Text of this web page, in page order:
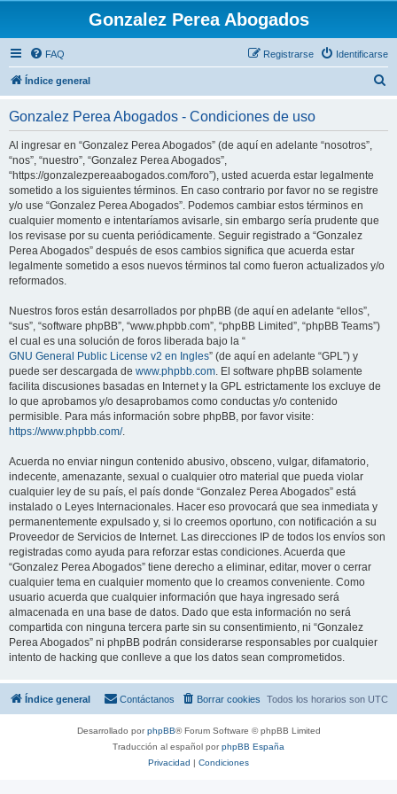
Gonzalez Perea Abogados
FAQ Identificarse
Registrarse
Índice general
Gonzalez Perea Abogados - Condiciones de uso
Al ingresar en “Gonzalez Perea Abogados” (de aquí en adelante “nosotros”,
“nos”, “nuestro”, “Gonzalez Perea Abogados”,
“https://gonzalezpereaabogados.com/foro”), usted acuerda estar legalmente
sometido a los siguientes términos. En caso contrario por favor no se registre
y/o use “Gonzalez Perea Abogados”. Podemos cambiar estos términos en
cualquier momento e intentaríamos avisarle, sin embargo sería prudente que
los revisase por su cuenta periódicamente. Seguir registrado a “Gonzalez
Perea Abogados” después de esos cambios significa que acuerda estar
legalmente sometido a esos nuevos términos tal como fueron actualizados y/o
reformados.
Nuestros foros están desarrollados por phpBB (de aquí en adelante “ellos”,
“sus”, “software phpBB”, “www.phpbb.com”, “phpBB Limited”, “phpBB Teams”)
el cual es una solución de foros liberada bajo la “
GNU General Public License v2 en Ingles” (de aquí en adelante “GPL”) y
puede ser descargada de www.phpbb.com. El software phpBB solamente
facilita discusiones basadas en Internet y la GPL estrictamente los excluye de
lo que aprobamos y/o desaprobamos como conductas y/o contenido
permisible. Para más información sobre phpBB, por favor visite:
https://www.phpbb.com/.
Acuerda no enviar ningun contenido abusivo, obsceno, vulgar, difamatorio,
indecente, amenazante, sexual o cualquier otro material que pueda violar
cualquier ley de su país, el país donde “Gonzalez Perea Abogados” está
instalado o Leyes Internacionales. Hacer eso provocará que sea inmediata y
permanentemente expulsado y, si lo creemos oportuno, con notificación a su
Proveedor de Servicios de Internet. Las direcciones IP de todos los envíos son
registradas como ayuda para reforzar estas condiciones. Acuerda que
“Gonzalez Perea Abogados” tiene derecho a eliminar, editar, mover o cerrar
cualquier tema en cualquier momento que lo creamos conveniente. Como
usuario acuerda que cualquier información que haya ingresado será
almacenada en una base de datos. Dado que esta información no será
compartida con ninguna tercera parte sin su consentimiento, ni “Gonzalez
Perea Abogados” ni phpBB podrán considerarse responsables por cualquier
intento de hacking que conlleve a que los datos sean comprometidos.
Índice general Todos los horarios son UTC
Borrar cookies
Contáctanos
Desarrollado porphpBB® Forum Software © phpBB Limited
Traducción al español porphpBB España
Privacidad | Condiciones